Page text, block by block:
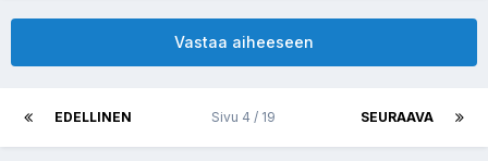
Vastaa aiheeseen
EDELLINEN SEURAAVA
Sivu 4 / 19